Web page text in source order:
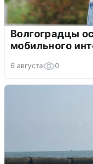
Волгоградцы
мобильного
6 августа 0